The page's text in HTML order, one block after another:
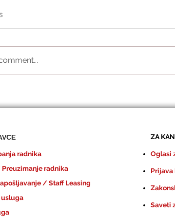
radnika
radnika
/ Staff Leasing
usluga
ZA
Oglasi
Saveti